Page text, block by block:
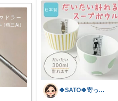
🍀SATO🍀寄って、見てらっしゃい！